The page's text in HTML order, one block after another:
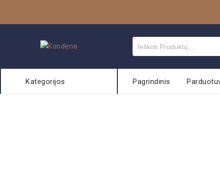
Kategorijos Pagrindinis